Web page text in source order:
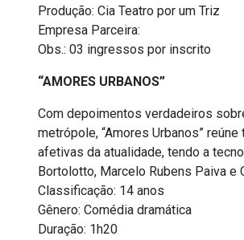
Produção: Cia Teatro por um Triz
Empresa Parceira:
Obs.: 03 ingressos por inscrito
“AMORES URBANOS”
Com depoimentos verdadeiros
metrópole, “Amores Urbanos”
afetivas da atualidade, tendo a
Bortolotto, Marcelo Rubens Paiva e
Classificação: 14 anos
Gênero: Comédia dramática
Duração: 1h20